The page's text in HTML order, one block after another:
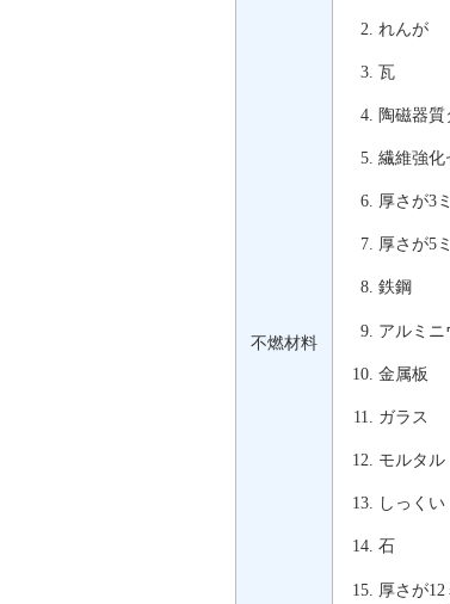
不燃材料
れんが
瓦
陶磁器
繊維強化
厚さが3
厚さが5
鉄鋼
アルミニ
金属板
ガラス
モルタル
しっくい
石
厚さが